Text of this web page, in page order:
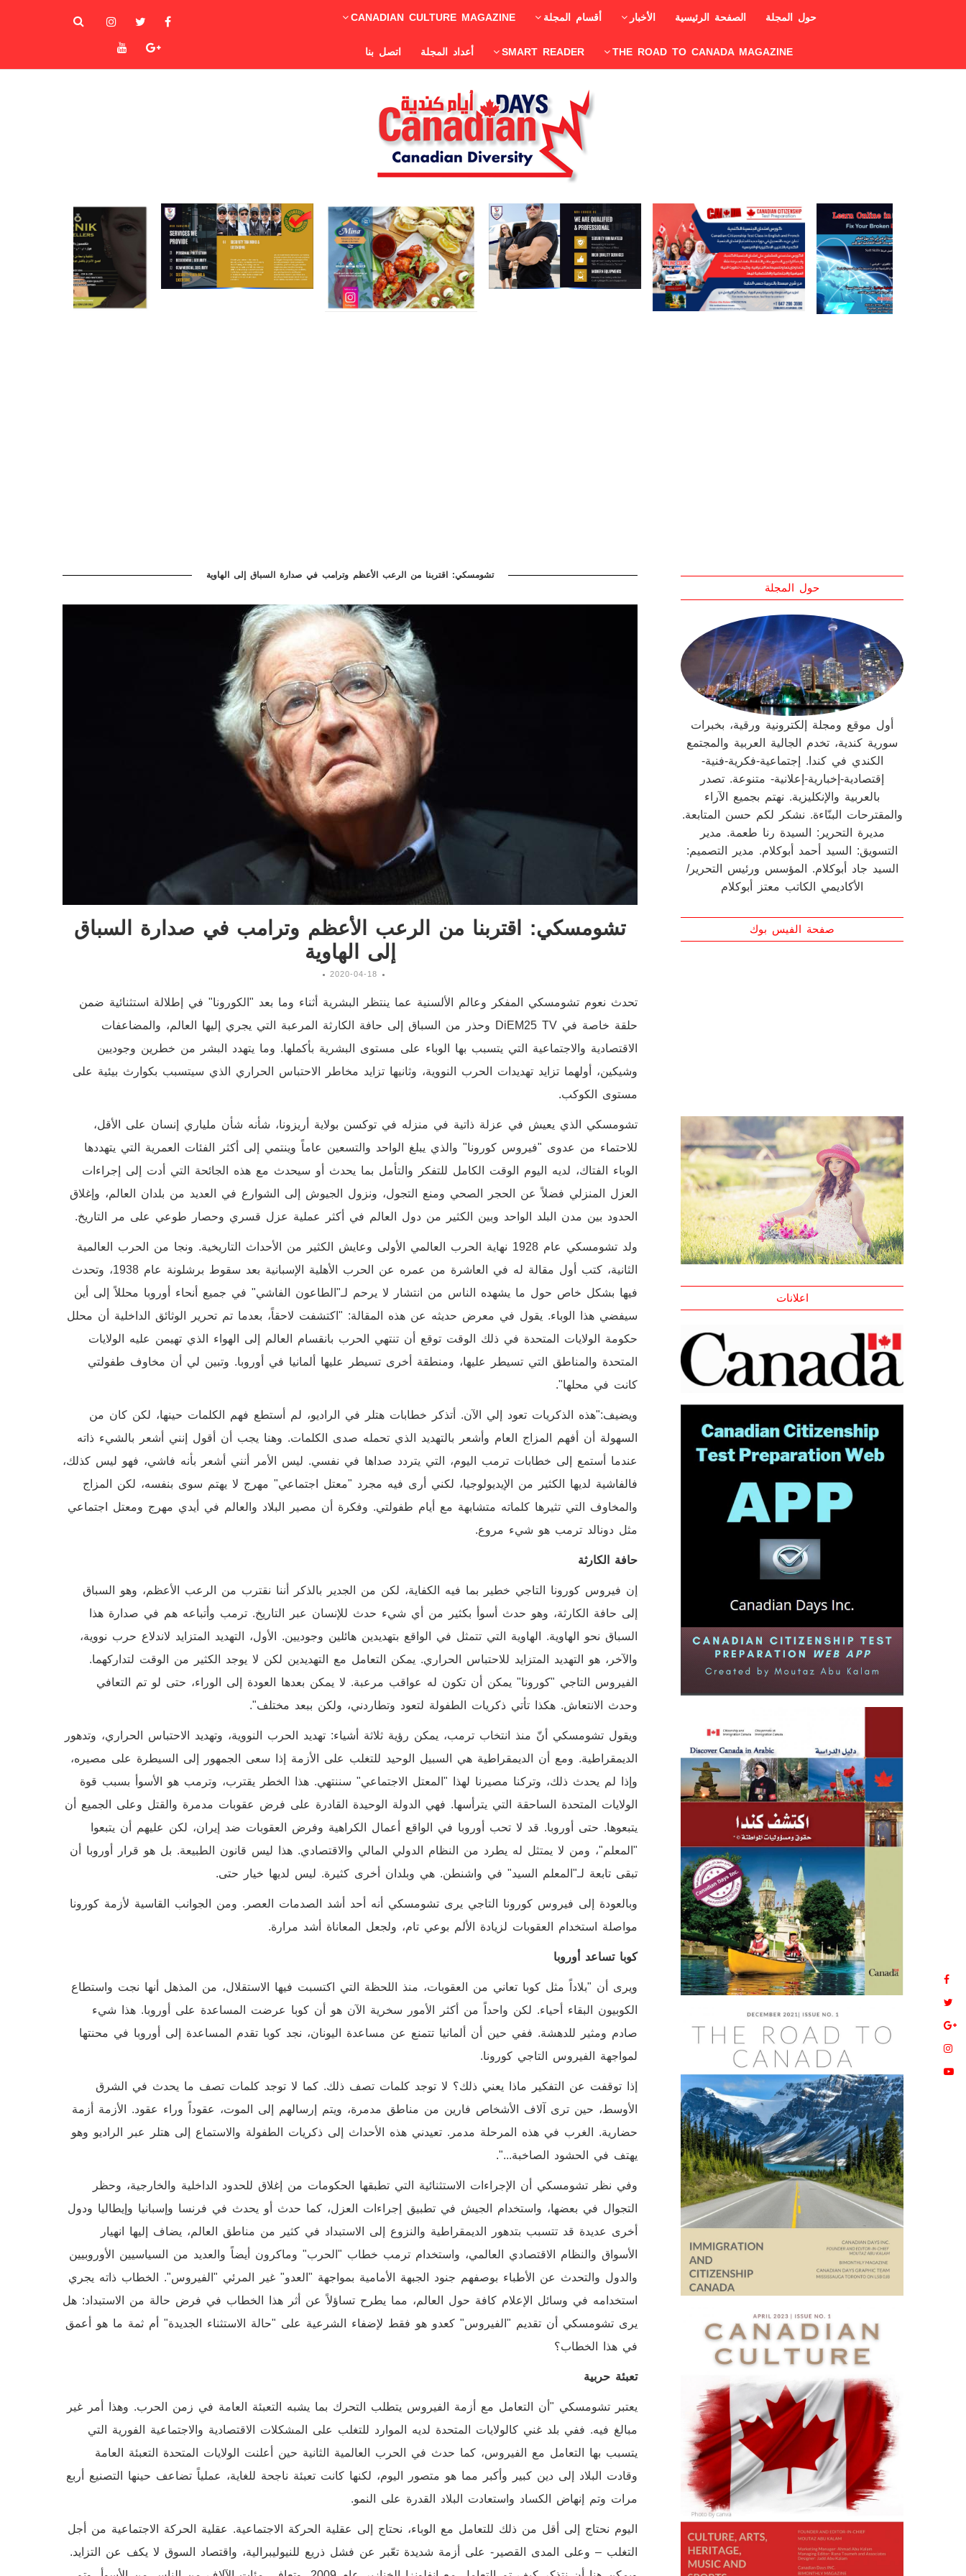
حول المجلة الصفحة الرئيسية الأخبار أقسام المجلة CANADIAN CULTURE MAGAZINE
THE ROAD TO CANADA MAGAZINE
SMART READER أعداد المجلة اتصل بنا
Facebook
Twitter
instagram
Goole+
تشومسكي: اقتربنا من الرعب الأعظم وترامب في صدارة السباق إلى الهاوية
تشومسكي: اقتربنا من الرعب الأعظم وترامب في صدارة السباق
إلى الهاوية
2020-04-18
تحدث نعوم تشومسكي المفكر وعالم الألسنية عما ينتظر البشرية أثناء وما بعد "الكورونا" في إطلالة استثنائية ضمن
حلقة خاصة في DiEM25 TV وحذر من السباق إلى حافة الكارثة المرعبة التي يجري إليها العالم، والمضاعفات
الاقتصادية والاجتماعية التي يتسبب بها الوباء على مستوى البشرية بأكملها. وما يتهدد البشر من خطرين وجوديين
وشيكين، أولهما تزايد تهديدات الحرب النووية، وثانيها تزايد مخاطر الاحتباس الحراري الذي سيتسبب بكوارث بيئية على
مستوى الكوكب.
تشومسكي الذي يعيش في عزلة ذاتية في منزله في توكسن بولاية أريزونا، شأنه شأن ملياري إنسان على الأقل،
للاحتماء من عدوى "فيروس كورونا" والذي يبلغ الواحد والتسعين عاماً وينتمي إلى أكثر الفئات العمرية التي يتهددها
الوباء الفتاك، لديه اليوم الوقت الكامل للتفكر والتأمل بما يحدث أو سيحدث مع هذه الجائحة التي أدت إلى إجراءات
العزل المنزلي فضلاً عن الحجر الصحي ومنع التجول، ونزول الجيوش إلى الشوارع في العديد من بلدان العالم، وإغلاق
الحدود بين مدن البلد الواحد وبين الكثير من دول العالم في أكثر عملية عزل قسري وحصار طوعي على مر التاريخ.
ولد تشومسكي عام 1928 نهاية الحرب العالمي الأولى وعايش الكثير من الأحداث التاريخية. ونجا من الحرب العالمية
الثانية، كتب أول مقالة له في العاشرة من عمره عن الحرب الأهلية الإسبانية بعد سقوط برشلونة عام 1938، وتحدث
فيها بشكل خاص حول ما يشهده الناس من انتشار لا يرحم لـ"الطاعون الفاشي" في جميع أنحاء أوروبا محللاً إلى أين
سيفضي هذا الوباء. يقول في معرض حديثه عن هذه المقالة: "اكتشفت لاحقاً، بعدما تم تحرير الوثائق الداخلية أن محلل
حكومة الولايات المتحدة في ذلك الوقت توقع أن تنتهي الحرب بانقسام العالم إلى الهواء الذي تهيمن عليه الولايات
المتحدة والمناطق التي تسيطر عليها، ومنطقة أخرى تسيطر عليها ألمانيا في أوروبا. وتبين لي أن مخاوف طفولتي
كانت في محلها".
ويضيف:"هذه الذكريات تعود إلي الآن. أتذكر خطابات هتلر في الراديو، لم أستطع فهم الكلمات حينها، لكن كان من
السهولة أن أفهم المزاج العام وأشعر بالتهديد الذي تحمله صدى الكلمات. وهنا يجب أن أقول إنني أشعر بالشيء ذاته
عندما أستمع إلى خطابات ترمب اليوم، التي يتردد صداها في نفسي. ليس الأمر أنني أشعر بأنه فاشي، فهو ليس كذلك،
فالفاشية لديها الكثير من الإيديولوجيا، لكني أرى فيه مجرد "معتل اجتماعي" مهرج لا يهتم سوى بنفسه، لكن المزاج
والمخاوف التي تثيرها كلماته متشابهة مع أيام طفولتي. وفكرة أن مصير البلاد والعالم في أيدي مهرج ومعتل اجتماعي
مثل دونالد ترمب هو شيء مروع.
حافة الكارثة
إن فيروس كورونا التاجي خطير بما فيه الكفاية، لكن من الجدير بالذكر أننا نقترب من الرعب الأعظم، وهو السباق
إلى حافة الكارثة، وهو حدث أسوأ بكثير من أي شيء حدث للإنسان عبر التاريخ. ترمب وأتباعه هم في صدارة هذا
السباق نحو الهاوية. الهاوية التي تتمثل في الواقع بتهديدين هائلين وجوديين. الأول، التهديد المتزايد لاندلاع حرب نووية،
والآخر، هو التهديد المتزايد للاحتباس الحراري. يمكن التعامل مع التهديدين لكن لا يوجد الكثير من الوقت لتداركهما.
الفيروس التاجي "كورونا" يمكن أن تكون له عواقب مرعبة. لا يمكن بعدها العودة إلى الوراء، حتى لو تم التعافي
وحدث الانتعاش. هكذا تأتي ذكريات الطفولة لتعود وتطاردني، ولكن ببعد مختلف".
ويقول تشومسكي أنّ منذ انتخاب ترمب، يمكن رؤية ثلاثة أشياء: تهديد الحرب النووية، وتهديد الاحتباس الحراري، وتدهور
الديمقراطية. ومع أن الديمقراطية هي السبيل الوحيد للتغلب على الأزمة إذا سعى الجمهور إلى السيطرة على مصيره،
وإذا لم يحدث ذلك، وتركنا مصيرنا لهذا "المعتل الاجتماعي" سننتهي. هذا الخطر يقترب، وترمب هو الأسوأ بسبب قوة
الولايات المتحدة الساحقة التي يترأسها. فهي الدولة الوحيدة القادرة على فرض عقوبات مدمرة والقتل وعلى الجميع أن
يتبعوها. حتى أوروبا. قد لا تحب أوروبا في الواقع أعمال الكراهية وفرض العقوبات ضد إيران، لكن عليهم أن يتبعوا
"المعلم"، ومن لا يمتثل له يطرد من النظام الدولي المالي والاقتصادي. هذا ليس قانون الطبيعة. بل هو قرار أوروبا أن
تبقى تابعة لـ"المعلم السيد" في واشنطن. هي وبلدان أخرى كثيرة. ليس لديها خيار حتى.
وبالعودة إلى فيروس كورونا التاجي يرى تشومسكي أنه أحد أشد الصدمات العصر. ومن الجوانب القاسية لأزمة كورونا
مواصلة استخدام العقوبات لزيادة الألم بوعي تام، ولجعل المعاناة أشد مرارة.
كوبا تساعد أوروبا
ويرى أن "بلاداً مثل كوبا تعاني من العقوبات، منذ اللحظة التي اكتسبت فيها الاستقلال، من المذهل أنها نجت واستطاع
الكوبيون البقاء أحياء. لكن واحداً من أكثر الأمور سخرية الآن هو أن كوبا عرضت المساعدة على أوروبا. هذا شيء
صادم ومثير للدهشة. ففي حين أن ألمانيا تتمنع عن مساعدة اليونان، نجد كوبا تقدم المساعدة إلى أوروبا في محنتها
لمواجهة الفيروس التاجي كورونا.
إذا توقفت عن التفكير ماذا يعني ذلك؟ لا توجد كلمات تصف ذلك. كما لا توجد كلمات تصف ما يحدث في الشرق
الأوسط، حين ترى آلاف الأشخاص فارين من مناطق مدمرة، ويتم إرسالهم إلى الموت، عقوداً وراء عقود. الأزمة أزمة
حضارية. الغرب في هذه المرحلة مدمر. تعيدني هذه الأحداث إلى ذكريات الطفولة والاستماع إلى هتلر عبر الراديو وهو
يهتف في الحشود الصاخبة...".
وفي نظر تشومسكي أن الإجراءات الاستثنائية التي تطبقها الحكومات من إغلاق للحدود الداخلية والخارجية، وحظر
التجوال في بعضها، واستخدام الجيش في تطبيق إجراءات العزل، كما حدث أو يحدث في فرنسا وإسبانيا وإيطاليا ودول
أخرى عديدة قد تتسبب بتدهور الديمقراطية والنزوع إلى الاستبداد في كثير من مناطق العالم، يضاف إليها انهيار
الأسواق والنظام الاقتصادي العالمي، واستخدام ترمب خطاب "الحرب" وماكرون أيضاً والعديد من السياسيين الأوروبيين
والدول والتحدث عن الأطباء بوصفهم جنود الجبهة الأمامية بمواجهة "العدو" غير المرئي "الفيروس". الخطاب ذاته يجري
استخدامه في وسائل الإعلام كافة حول العالم، مما يطرح تساؤلاً عن أثر هذا الخطاب في فرض حالة من الاستبداد: هل
يرى تشومسكي أن تقديم "الفيروس" كعدو هو فقط لإضفاء الشرعية على "حالة الاستثناء الجديدة" أم ثمة ما هو أعمق
في هذا الخطاب؟
تعبئة حربية
يعتبر تشومسكي "أن التعامل مع أزمة الفيروس يتطلب التحرك بما يشبه التعبئة العامة في زمن الحرب. وهذا أمر غير
مبالغ فيه. ففي بلد غني كالولايات المتحدة لديه الموارد للتغلب على المشكلات الاقتصادية والاجتماعية الفورية التي
يتسبب بها التعامل مع الفيروس، كما حدث في الحرب العالمية الثانية حين أعلنت الولايات المتحدة التعبئة العامة
وقادت البلاد إلى دين كبير وأكبر مما هو متصور اليوم، لكنها كانت تعبئة ناجحة للغاية، عملياً تضاعف حينها التصنيع أربع
مرات وتم إنهاض الكساد واستعادت البلاد القدرة على النمو.
اليوم نحتاج إلى أقل من ذلك للتعامل مع الوباء، نحتاج إلى عقلية الحركة الاجتماعية. عقلية الحركة الاجتماعية من أجل
التغلب – وعلى المدى القصير- على أزمة شديدة تعّبر عن فشل ذريع للنيوليبرالية، واقتصاد السوق لا يكف عن التزايد.
حول المجلة
أول موقع ومجلة إلكترونية ورقية، بخبرات
سورية كندية، تخدم الجالية العربية والمجتمع
الكندي في كندا. إجتماعية-فكرية-فنية-
إقتصادية-إخبارية-إعلانية- متنوعة. تصدر
بالعربية والإنكليزية. نهتم بجميع الآراء
والمقترحات البنّاءة. نشكر لكم حسن المتابعة.
مديرة التحرير: السيدة رنا طعمة. مدير
التسويق: السيد أحمد أبوكلام. مدير التصميم:
السيد جاد أبوكلام. المؤسس ورئيس التحرير/
الأكاديمي الكاتب معتز أبوكلام
صفحة الفيس بوك
اعلانات